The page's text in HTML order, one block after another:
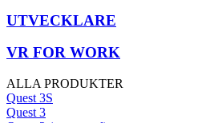
UTVECKLARE
VR FOR WORK
ALLA PRODUKTER
Quest 3S
Quest 3